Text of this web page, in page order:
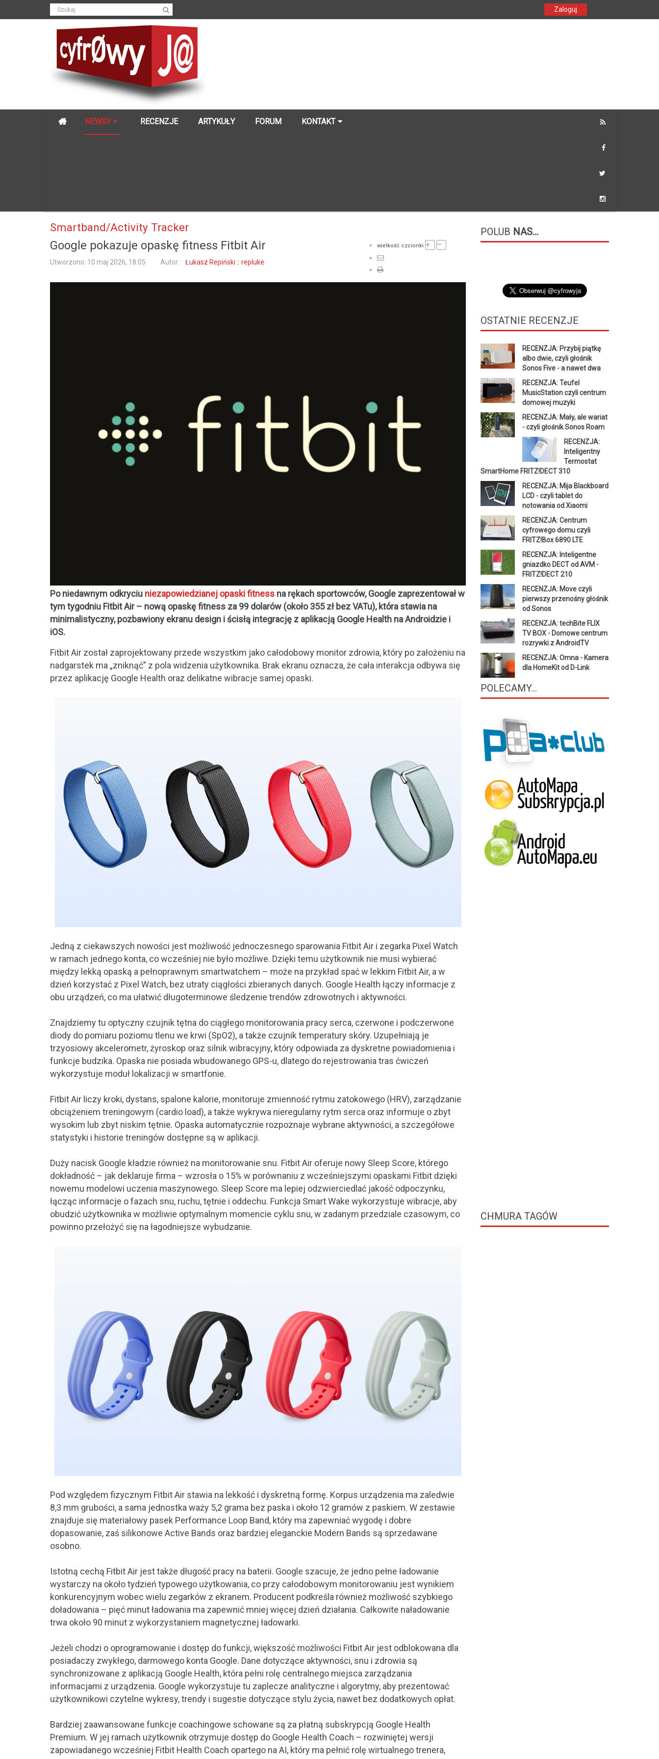
Zaloguj
NEWSY RECENZJE ARTYKUŁY FORUM KONTAKT
Smartband/Activity Tracker
Google pokazuje opaskę fitness Fitbit Air wielkość czcionki + –
Utworzono: 10 maj 2026, 18:05 Autor : Łukasz Repiński :: repluke
Po niedawnym odkryciu niezapowiedzianej opaski fitness na rękach sportowców, Google zaprezentował w
tym tygodniu Fitbit Air – nową opaskę fitness za 99 dolarów (około 355 zł bez VATu), która stawia na
minimalistyczny, pozbawiony ekranu design i ścisłą integrację z aplikacją Google Health na Androidzie i
iOS.
Fitbit Air został zaprojektowany przede wszystkim jako całodobowy monitor zdrowia, który po założeniu na
nadgarstek ma „zniknąć” z pola widzenia użytkownika. Brak ekranu oznacza, że cała interakcja odbywa się
przez aplikację Google Health oraz delikatne wibracje samej opaski.
Jedną z ciekawszych nowości jest możliwość jednoczesnego sparowania Fitbit Air i zegarka Pixel Watch
w ramach jednego konta, co wcześniej nie było możliwe. Dzięki temu użytkownik nie musi wybierać
między lekką opaską a pełnoprawnym smartwatchem – może na przykład spać w lekkim Fitbit Air, a w
dzień korzystać z Pixel Watch, bez utraty ciągłości zbieranych danych. Google Health łączy informacje z
obu urządzeń, co ma ułatwić długoterminowe śledzenie trendów zdrowotnych i aktywności.
Znajdziemy tu optyczny czujnik tętna do ciągłego monitorowania pracy serca, czerwone i podczerwone
diody do pomiaru poziomu tlenu we krwi (SpO2), a także czujnik temperatury skóry. Uzupełniają je
trzyosiowy akcelerometr, żyroskop oraz silnik wibracyjny, który odpowiada za dyskretne powiadomienia i
funkcje budzika. Opaska nie posiada wbudowanego GPS-u, dlatego do rejestrowania tras ćwiczeń
wykorzystuje moduł lokalizacji w smartfonie.
Fitbit Air liczy kroki, dystans, spalone kalorie, monitoruje zmienność rytmu zatokowego (HRV), zarządzanie
obciążeniem treningowym (cardio load), a także wykrywa nieregularny rytm serca oraz informuje o zbyt
wysokim lub zbyt niskim tętnie. Opaska automatycznie rozpoznaje wybrane aktywności, a szczegółowe
statystyki i historie treningów dostępne są w aplikacji.
Duży nacisk Google kładzie również na monitorowanie snu. Fitbit Air oferuje nowy Sleep Score, którego
dokładność – jak deklaruje firma – wzrosła o 15% w porównaniu z wcześniejszymi opaskami Fitbit dzięki
nowemu modelowi uczenia maszynowego. Sleep Score ma lepiej odzwierciedlać jakość odpoczynku,
łącząc informacje o fazach snu, ruchu, tętnie i oddechu. Funkcja Smart Wake wykorzystuje wibracje, aby
obudzić użytkownika w możliwie optymalnym momencie cyklu snu, w zadanym przedziale czasowym, co
powinno przełożyć się na łagodniejsze wybudzanie.
Pod względem fizycznym Fitbit Air stawia na lekkość i dyskretną formę. Korpus urządzenia ma zaledwie
8,3 mm grubości, a sama jednostka waży 5,2 grama bez paska i około 12 gramów z paskiem. W zestawie
znajduje się materiałowy pasek Performance Loop Band, który ma zapewniać wygodę i dobre
dopasowanie, zaś silikonowe Active Bands oraz bardziej eleganckie Modern Bands są sprzedawane
osobno.
Istotną cechą Fitbit Air jest także długość pracy na baterii. Google szacuje, że jedno pełne ładowanie
wystarczy na około tydzień typowego użytkowania, co przy całodobowym monitorowaniu jest wynikiem
konkurencyjnym wobec wielu zegarków z ekranem. Producent podkreśla również możliwość szybkiego
doładowania – pięć minut ładowania ma zapewnić mniej więcej dzień działania. Całkowite naładowanie
trwa około 90 minut z wykorzystaniem magnetycznej ładowarki.
Jeżeli chodzi o oprogramowanie i dostęp do funkcji, większość możliwości Fitbit Air jest odblokowana dla
posiadaczy zwykłego, darmowego konta Google. Dane dotyczące aktywności, snu i zdrowia są
synchronizowane z aplikacją Google Health, która pełni rolę centralnego miejsca zarządzania
informacjami z urządzenia. Google wykorzystuje tu zaplecze analityczne i algorytmy, aby prezentować
użytkownikowi czytelne wykresy, trendy i sugestie dotyczące stylu życia, nawet bez dodatkowych opłat.
Bardziej zaawansowane funkcje coachingowe schowane są za płatną subskrypcją Google Health
Premium. W jej ramach użytkownik otrzymuje dostęp do Google Health Coach – rozwiniętej wersji
zapowiadanego wcześniej Fitbit Health Coach opartego na AI, który ma pełnić rolę wirtualnego trenera,
POLUB NAS...
OSTATNIE RECENZJE
RECENZJA: Przybij piątkę
albo dwie, czyli głośnik
Sonos Five - a nawet dwa
RECENZJA: Teufel
MusicStation czyli centrum
domowej muzyki
RECENZJA: Mały, ale wariat
- czyli głośnik Sonos Roam
RECENZJA:
Inteligentny
Termostat
SmartHome FRITZ!DECT 310
RECENZJA: Mija Blackboard
LCD - czyli tablet do
notowania od Xiaomi
RECENZJA: Centrum
cyfrowego domu czyli
FRITZ!Box 6890 LTE
RECENZJA: Inteligentne
gniazdko DECT od AVM -
FRITZ!DECT 210
RECENZJA: Move czyli
pierwszy przenośny głośnik
od Sonos
RECENZJA: techBite FLIX
TV BOX - Domowe centrum
rozrywki z AndroidTV
RECENZJA: Omna - Kamera
dla HomeKit od D-Link
POLECAMY...
CHMURATAGÓW